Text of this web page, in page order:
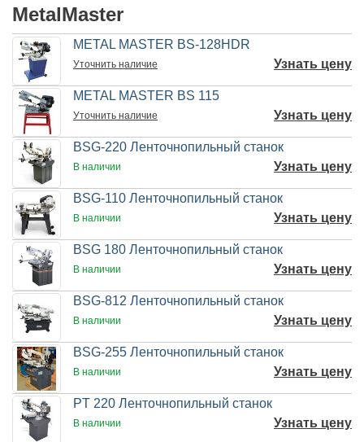
MetalMaster
METAL MASTER BS-128HDR
Уточнить наличие Узнать цену
METAL MASTER BS 115
Уточнить наличие Узнать цену
BSG-220 Ленточнопильный станок
В наличии Узнать цену
BSG-110 Ленточнопильный станок
В наличии Узнать цену
BSG 180 Ленточнопильный станок
В наличии Узнать цену
BSG-812 Ленточнопильный станок
В наличии Узнать цену
BSG-255 Ленточнопильный станок
В наличии Узнать цену
PT 220 Ленточнопильный станок
В наличии Узнать цену